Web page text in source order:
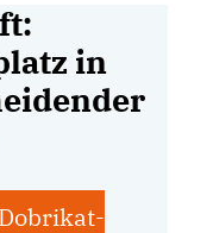
in